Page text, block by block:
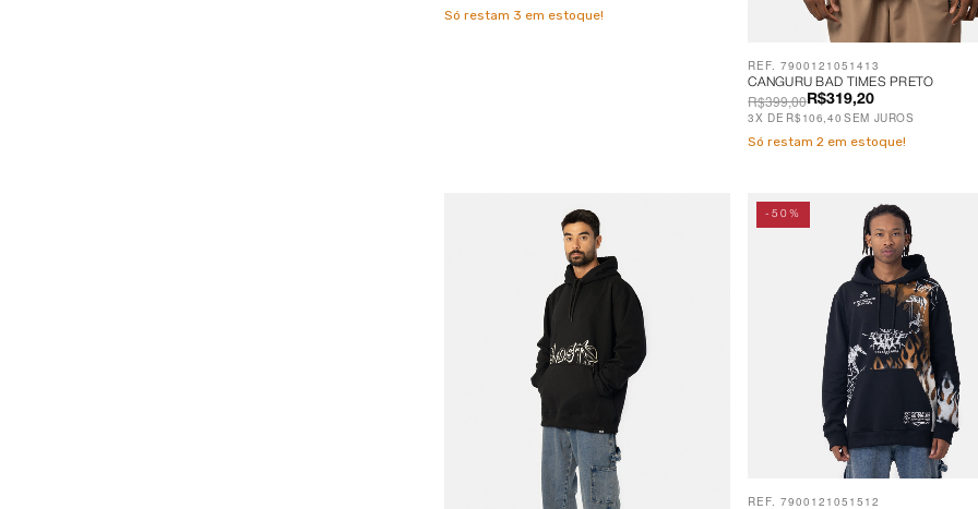
Só restam 3 em estoque!
CANGURU BAD TIMES PRETO
R$319,20
R$399,00
3X DE R$106,40 SEM JUROS
REF. 7900121051413
Só restam2 em estoque!
REF. 7900121051512
-50%